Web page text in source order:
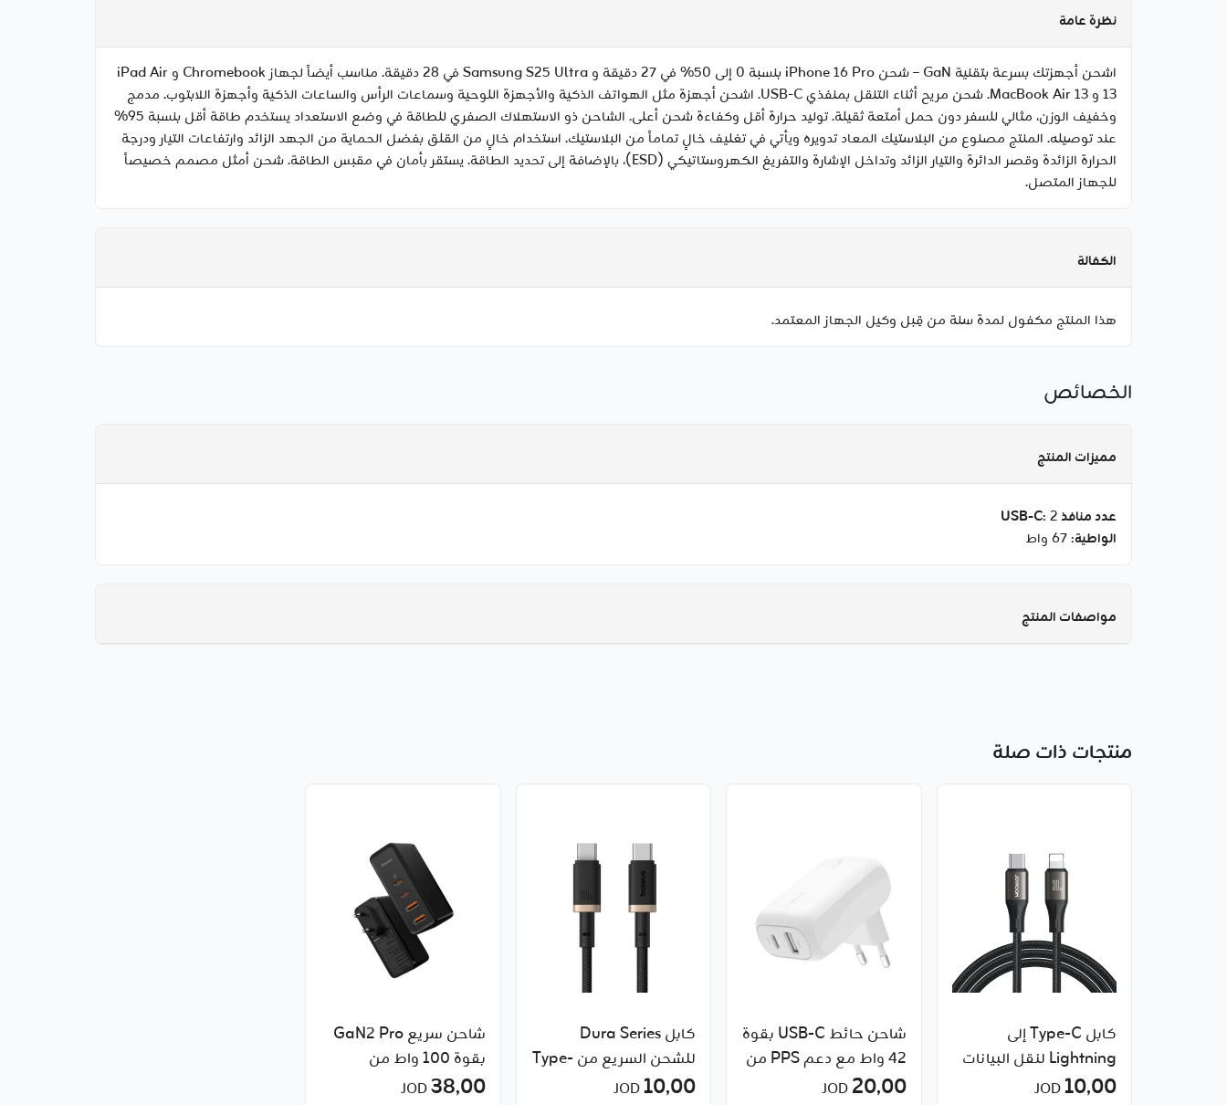
نظرة عامة
اشحن أجهزتك بسرعة بتقنية GaN – شحن iPhone 16 Pro بنسبة 0 إلى 50% في 27 دقيقة و Samsung S25 Ultra في 28 دقيقة. مناسب أيضاً لجهاز Chromebook و iPad Air
13 و MacBook Air 13. شحن مريح أثناء التنقل بمنفذي USB-C. اشحن أجهزة مثل الهواتف الذكية والأجهزة اللوحية وسماعات الرأس والساعات الذكية وأجهزة اللابتوب. مدمج
وخفيف الوزن، مثالي للسفر دون حمل أمتعة ثقيلة. توليد حرارة أقل وكفاءة شحن أعلى. الشاحن ذو الاستهلاك الصفري للطاقة في وضع الاستعداد يستخدم طاقة أقل بنسبة 95%
عند توصيله. المنتج مصنوع من البلاستيك المعاد تدويره ويأتي في تغليف خالٍ تماماً من البلاستيك. استخدام خالٍ من القلق بفضل الحماية من الجهد الزائد وارتفاعات التيار ودرجة
الحرارة الزائدة وقصر الدائرة والتيار الزائد وتداخل الإشارة والتفريغ الكهروستاتيكي (ESD)، بالإضافة إلى تحديد الطاقة. يستقر بأمان في مقبس الطاقة. شحن أمثل مصمم خصيصاً
للجهاز المتصل.
الكفالة
هذا المنتج مكفول لمدة سنة من قِبل وكيل الجهاز المعتمد.
الخصائص
مميزات المنتج
عدد منافذ USB-C: 2
الواطية: 67 واط
مواصفات المنتج
منتجات ذات صلة
كابل Type-C إلى
Lightning لنقل البيانات
10٫00
شاحن حائط USB-C بقوة
42 واط مع دعم PPS من
بيلكن
20٫00 JOD
كابل Dura Series
للشحن السريع من Type-
10٫00JOD
شاحن سريع GaN2 Pro
بقوة 100 واط من
Baseus
38٫00JOD